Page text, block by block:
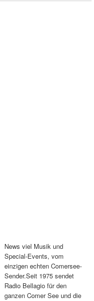
News viel Musik und
Special-Events, vom
einzigen echten Comersee-
Sender.Seit 1975 sendet
Radio Bellagio für den
ganzen Comer See und die